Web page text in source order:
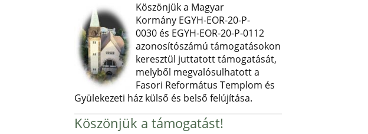
Köszönjük a Magyar
Kormány EGYH-EOR-20-P-
0030 és EGYH-EOR-20-P-0112
azonosítószámú támogatásokon
keresztül juttatott támogatását,
melyből megvalósulhatott a
Fasori Református Templom és
Gyülekezeti ház külső és belső felújítása.
Köszönjük a támogatást!